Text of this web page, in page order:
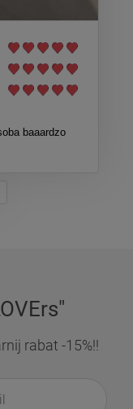
baaardzo
rabat -15%!!